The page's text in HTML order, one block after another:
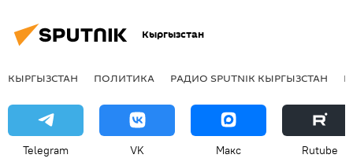
Кыргызстан
КЫРГЫЗСТАН ПОЛИТИКА РАДИО SPUTNIK КЫРГЫЗСТАН
Telegram VK Макс Rutube